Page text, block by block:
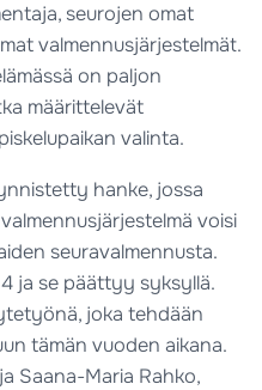
seurojen omat
valmennusjärjestelmät.
on paljon
määrittelevät
valinta.
hanke, jossa
voisi
seuravalmennusta.
ja se päättyy syksyllä.
joka tehdään
tämän vuoden aikana.
Saana-Maria Rahko,